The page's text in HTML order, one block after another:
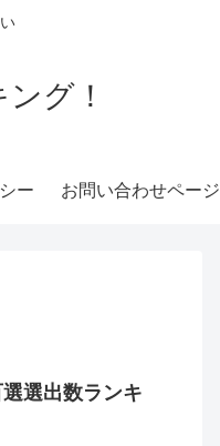
グ！
ー お問い合わせページ
選出数ランキ